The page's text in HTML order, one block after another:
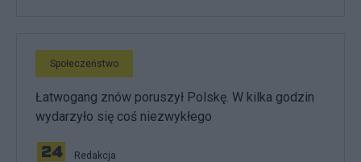
Społeczeństwo
Łatwogang znów poruszył Polskę. W kilka godzin
wydarzyło się coś niezwykłego
Redakcja